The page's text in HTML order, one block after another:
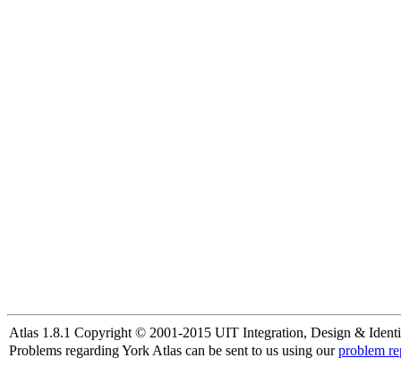
Atlas 1.8.1 Copyright © 2001-2015 UIT Integration, Design &
Problems regarding York Atlas can be sent to us using ourproblem